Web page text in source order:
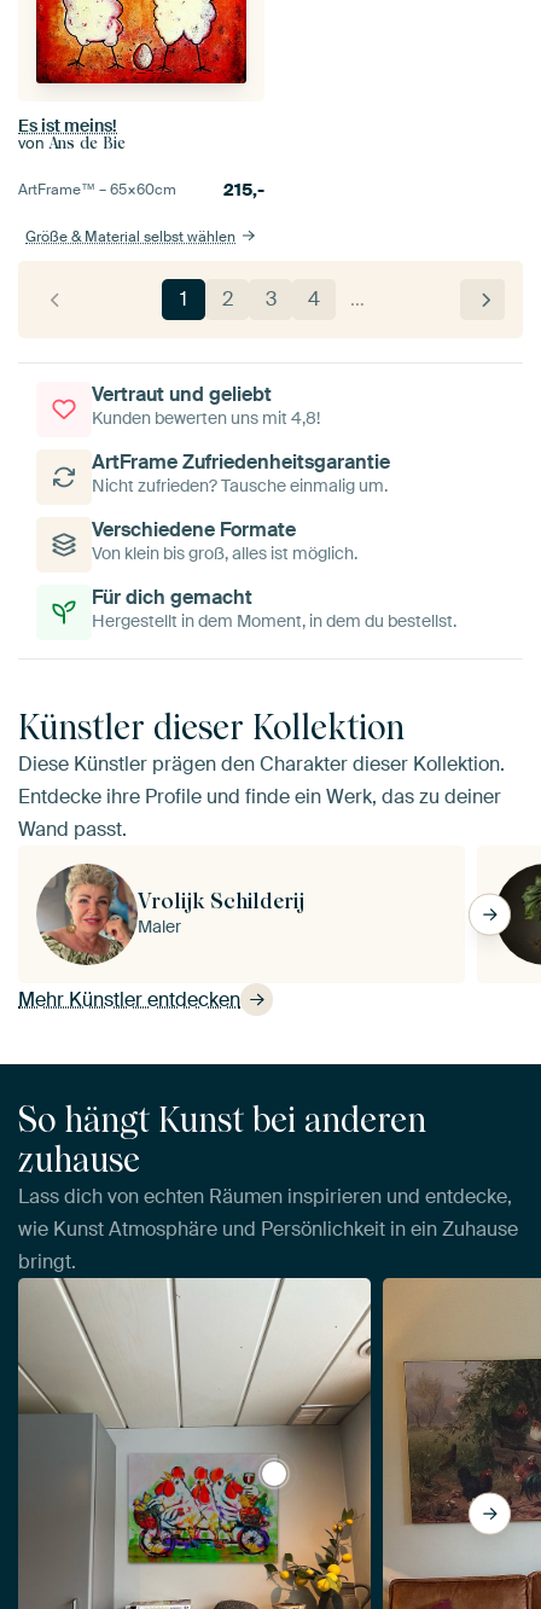
Es ist meins!
von Ans de Bie
ArtFrame™ –65×60cm 215,-
Größe & Material selbst wählen
1 2 3 4 …
Vertraut und geliebt
Kunden bewerten uns mit 4,8!
ArtFrame Zufriedenheitsgarantie
Nicht zufrieden? Tausche einmalig um.
Verschiedene Formate
Von klein bis groß, alles ist möglich.
Für dich gemacht
Hergestellt in dem Moment, in dem du bestellst.
Künstler dieser Kollektion
Diese Künstler prägen den Charakter dieser Kollektion.
Entdecke ihre Profile und finde ein Werk, das zu deiner
Wand passt.
Mehr Künstler entdecken
Vrolijk Schilderij
Maler
So hängt Kunst bei anderen
zuhause
Lass dich von echten Räumen inspirieren und entdecke,
wie Kunst Atmosphäre und Persönlichkeit in ein Zuhause
bringt.
View Hühner auf dem Tandem